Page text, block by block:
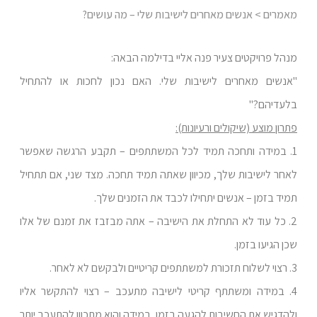
מאמרים> אנשים מאחרים לישיבות שלי – מה עושים?
מנהל פרויקטים צעיר פנה אליי בדילמה הבאה:
"אנשים מאחרים לישיבות שלי. האם נכון לחכות או להתחיל
בלעדיהם?"
פתרון מוצע (שיקולים ורעיונות):
1. במידה ותחכה תמיד לכל המשתתפים – תקבע הרגשה שאפשר
לאחר לישיבות שלך, מכיוון שאתה תמיד תחכה. מצד שני, אם תתחיל
תמיד בזמן – אנשים יתחילו לכבד את הזמנים שלך.
2. כל עוד לא התחלת את הישיבה – אתה מבזבז את זמנם של אלו
שכן הגיעו בזמן.
3. רצוי לשלוח תזכורת למשתתפים קריטיים ולבקשם לא לאחר.
4. במידה ומשתתף קריטי לישיבה מתעכב – רצוי להתקשר אליו